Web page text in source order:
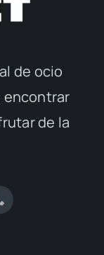
de ocio
de la